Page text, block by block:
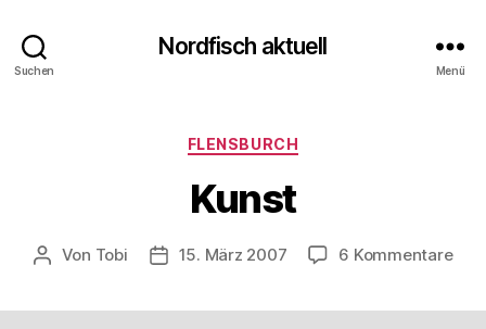
Suchen
Nordfisch aktuell
Menü
Kategorien
FLENSBURCH
Kunst
Beitragsautor
Von Tobi Beitragsdatum
15. März 2007 6 Kommentarezu